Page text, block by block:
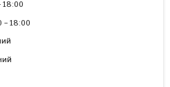
18:00
18:00